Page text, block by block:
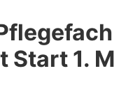
Start 1. M